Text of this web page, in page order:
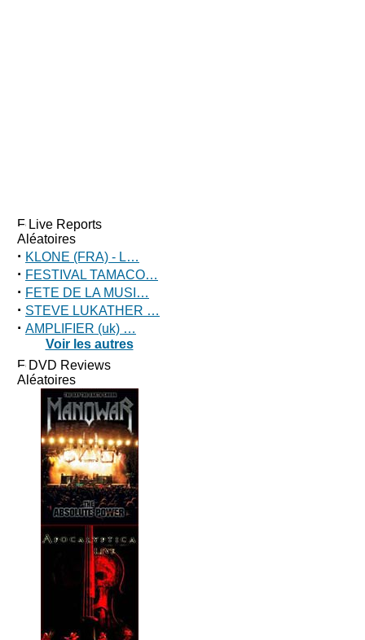
Live Reports
Aléatoires
· KLONE (FRA) - L…
· FESTIVAL TAMACO…
· FETE DE LA MUSI…
· STEVE LUKATHER …
· AMPLIFIER (uk) …
Voir les autres
DVD Reviews
Aléatoires